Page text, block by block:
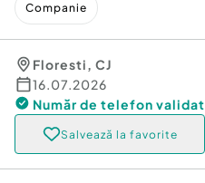
Companie
Floresti, CJ
16.07.2026
Număr de telefon validat
Salvează la favorite